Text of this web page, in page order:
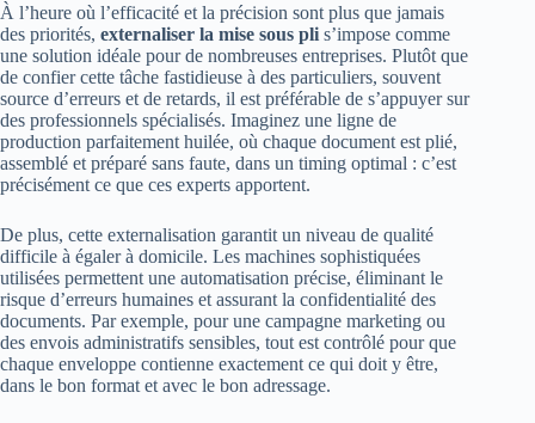
À l’heure où l’efficacité et la précision sont plus que jamais
des priorités, externaliser la mise sous pli s’impose comme
une solution idéale pour de nombreuses entreprises. Plutôt que
de confier cette tâche fastidieuse à des particuliers, souvent
source d’erreurs et de retards, il est préférable de s’appuyer sur
des professionnels spécialisés. Imaginez une ligne de
production parfaitement huilée, où chaque document est plié,
assemblé et préparé sans faute, dans un timing optimal : c’est
précisément ce que ces experts apportent.
De plus, cette externalisation garantit un niveau de qualité
difficile à égaler à domicile. Les machines sophistiquées
utilisées permettent une automatisation précise, éliminant le
risque d’erreurs humaines et assurant la confidentialité des
documents. Par exemple, pour une campagne marketing ou
des envois administratifs sensibles, tout est contrôlé pour que
chaque enveloppe contienne exactement ce qui doit y être,
dans le bon format et avec le bon adressage.